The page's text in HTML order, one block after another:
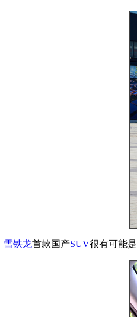
雪铁龙首款国产SUV很有可能是